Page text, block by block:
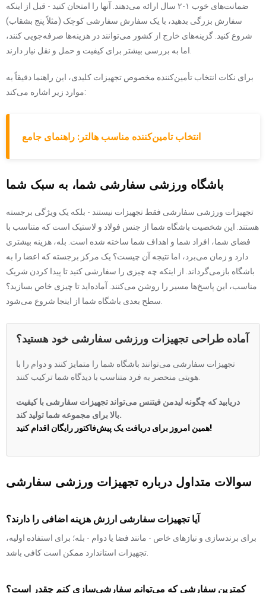
ضمانت‌های خوب ۱-۲ سال ارائه می‌دهند. آنها را امتحان کنید - قبل از اینکه
سفارش بزرگی بدهید، با یک سفارش سفارشی کوچک (مثلاً پنج بشقاب)
شروع کنید. گزینه‌های خارج از کشور می‌توانند در هزینه‌ها صرفه‌جویی کنند،
برای نکات انتخاب تأمین‌کننده مخصوص تجهیزات کلیدی، این راهنما دقیقاً به
موارد زیر اشاره می‌کند:
انتخاب تامین‌کننده مناسب هالتر: راهنمای جامع
باشگاه ورزشی سفارشی شما، به سبک شما
تجهیزات ورزشی سفارشی فقط تجهیزات نیستند - بلکه یک ویژگی برجسته
هستند. این شخصیت باشگاه شما از جنس فولاد و لاستیک است که متناسب با
فضای شما، افراد شما و اهداف شما ساخته شده است. بله، هزینه بیشتری
دارد و زمان می‌برد، اما نتیجه آن چیست؟ یک مرکز برجسته که اعضا را به
باشگاه بازمی‌گرداند. از اینکه چه چیزی را سفارشی کنید تا پیدا کردن شریک
مناسب، این پاسخ‌ها مسیر را روشن می‌کنند. آماده‌اید تا چیزی خاص بسازید؟
آماده طراحی تجهیزات ورزشی سفارشی خود هستید؟
تجهیزات سفارشی می‌توانند باشگاه شما را متمایز کنند و دوام را با
دریابید که چگونه لیدمن فیتنس می‌تواند تجهیزات سفارشی با کیفیت
بالا برای مجموعه شما تولید کند.
همین امروز برای دریافت یک پیش‌فاکتور رایگان اقدام کنید!
سوالات متداول درباره تجهیزات ورزشی سفارشی
آیا تجهیزات سفارشی ارزش هزینه اضافی را دارند؟
برای برندسازی و نیازهای خاص - مانند فضا یا دوام - بله؛ برای استفاده اولیه،
کمترین سفارشی که می‌توانم سفارشی‌سازی کنم چقدر است؟